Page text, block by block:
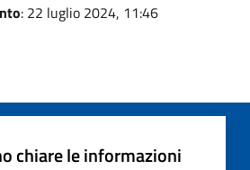
: 22 luglio 2024, 11:46
chiare le informazioni